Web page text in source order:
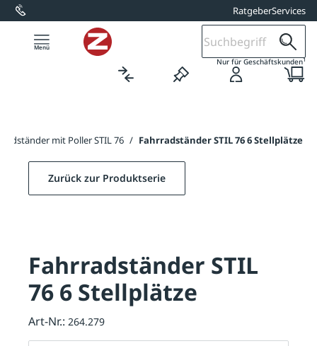
springen RatgeberServices
Nur für Geschäftskunden1
mit Poller STIL 76 / Fahrradständer STIL 76 6 Stellplätze
Zurück zur Produktserie
Fahrradständer STIL
76 6 Stellplätze
Art-Nr.: 264.279